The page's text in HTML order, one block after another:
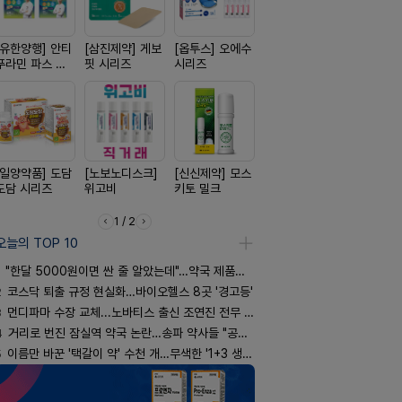
한양행] 안티
라민 파스 시
[삼진제약] 게보
핏 시리즈
[옵투스] 오에수
시리즈
양약품] 도담
담 시리즈
[노보노디스크]
위고비
[신신제약] 모스
키토 밀크
1 / 2
늘의 TOP 10
"한달 5000원이면 싼 줄 알았는데"…약국 제품과 비교해보니
코스닥 퇴출 규정 현실화…바이오헬스 8곳 '경고등'
먼디파마 수장 교체...노바티스 출신 조연진 전무 내정
거리로 번진 잠실역 약국 논란…송파 약사들 "공공성 훼손"
이름만 바꾼 '택갈이 약' 수천 개…무색한 '1+3 생동'